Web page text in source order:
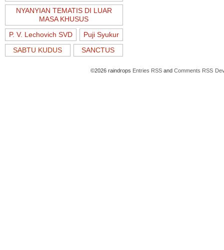
NYANYIAN TEMATIS DI LUAR
MASA KHUSUS
P. V. Lechovich SVD
Puji Syukur
SABTU KUDUS
SANCTUS
©2026 raindrops Entries RSS and Comments RSS